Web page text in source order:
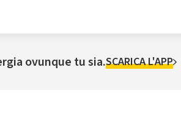
ovunque tu sia.SCARICA L'APP